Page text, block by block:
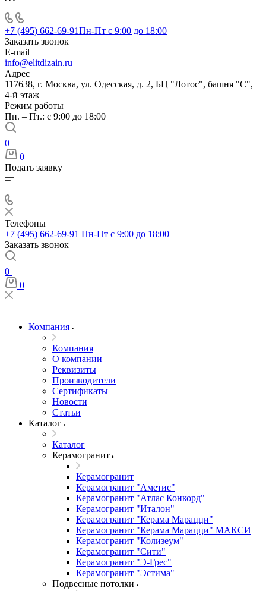
+7 (495) 662-69-91Пн-Пт c 9:00 до 18:00
Заказать звонок
E-mail
info@elitdizain.ru
Адрес
117638, г. Москва, ул. Одесская, д. 2, БЦ "Лотос", башня "С",
4-й этаж
Режим работы
Пн. – Пт.: с 9:00 до 18:00
0
0
Подать заявку
Телефоны
+7 (495) 662-69-91 Пн-Пт c 9:00 до 18:00
Заказать звонок
0
0
Компания
Компания
О компании
Реквизиты
Производители
Сертификаты
Новости
Статьи
Каталог
Каталог
Керамогранит
Керамогранит
Керамогранит "Аметис"
Керамогранит "Атлас Конкорд"
Керамогранит "Италон"
Керамогранит "Керама Марацци"
Керамогранит "Керама Марацци" МАКСИ
Керамогранит "Колизеум"
Керамогранит "Сити"
Керамогранит "Э-Грес"
Керамогранит "Эстима"
Подвесные потолки